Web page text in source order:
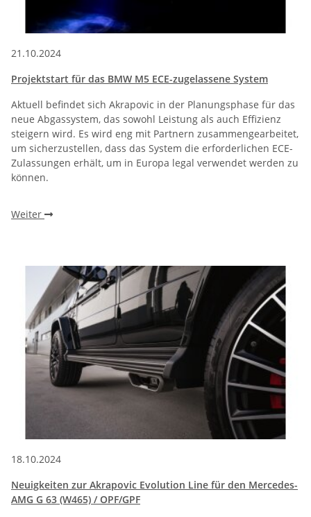
21.10.2024
Projektstart für das BMW M5 ECE-zugelassene System
Aktuell befindet sich Akrapovic in der Planungsphase für das
neue Abgassystem, das sowohl Leistung als auch Effizienz
steigern wird. Es wird eng mit Partnern zusammengearbeitet,
um sicherzustellen, dass das System die erforderlichen ECE-
Zulassungen erhält, um in Europa legal verwendet werden zu
können.
Weiter
18.10.2024
Neuigkeiten zur Akrapovic Evolution Line für den Mercedes-
AMG G 63 (W465) / OPF/GPF